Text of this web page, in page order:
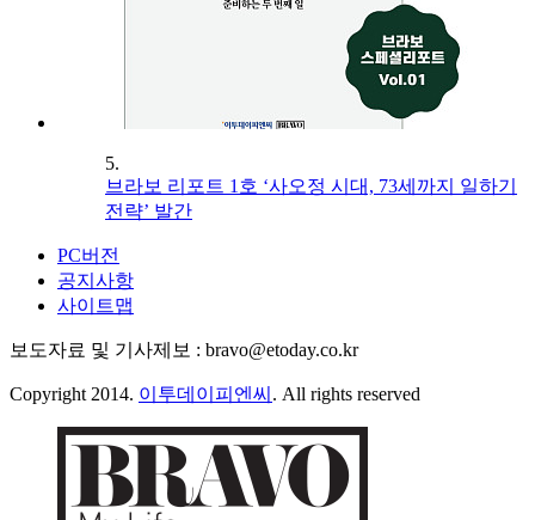
5.
브라보 리포트 1호 ‘사오정 시대, 73세까지 일하기
전략’ 발간
PC버전
공지사항
사이트맵
보도자료 및 기사제보 : bravo@etoday.co.kr
Copyright 2014. 이투데이피엔씨 . All rights reserved